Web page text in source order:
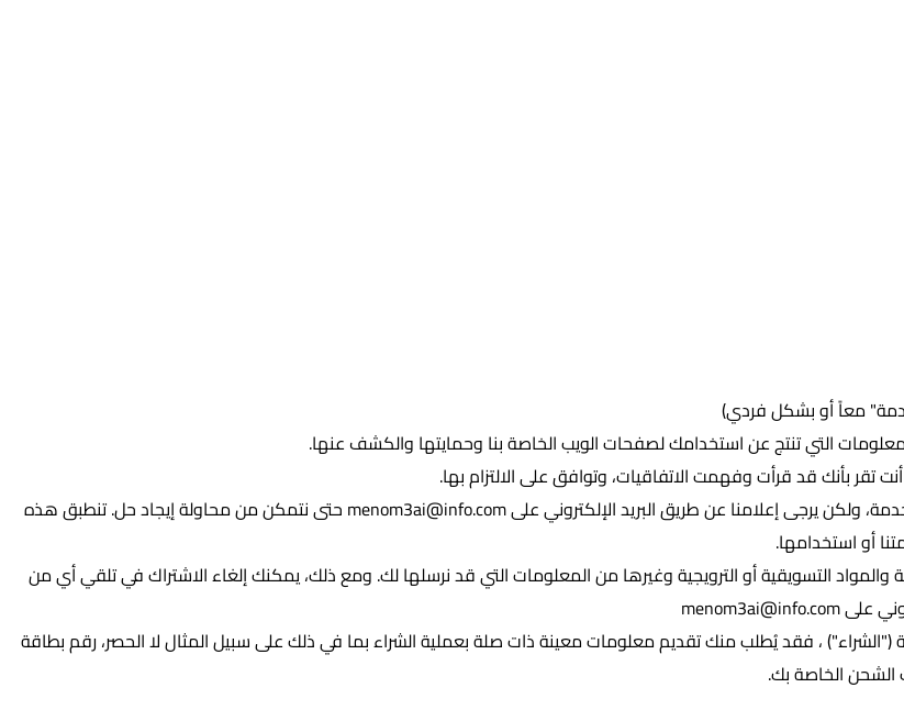
معاً أو بشكل فردي)
التي تنتج عن استخدامك لصفحات الويب الخاصة بنا وحمايتها والكشف عنها.
بأنك قد قرأت وفهمت الاتفاقيات، وتوافق على الالتزام بها.
ولكن يرجى إعلامنا عن طريق البريد الإلكتروني علىmenom3ai@info.com حتى نتمكن من محاولة إيجاد حل. تنطبق هذه
أو استخدامها.
والمواد التسويقية أو الترويجية وغيرها من المعلومات التي قد نرسلها لك. ومع ذلك، يمكنك إلغاء الاشتراك في تلقي أي من
علىmenom3ai@info.com
، فقد يُطلب منك تقديم معلومات معينة ذات صلة بعملية الشراء بما في ذلك على سبيل المثال لا الحصر، رقم بطاقة
الشحن الخاصة بك.